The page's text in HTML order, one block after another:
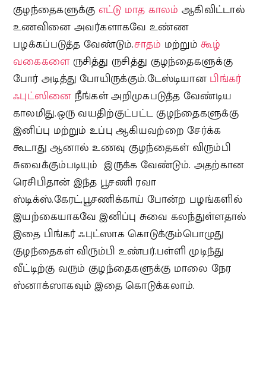
குழந்தைகளுக்கு எட்டு மாத காலம் ஆகிவிட்டால்
உணவினை அவர்களாகவே உண்ண
பழக்கப்படுத்த வேண்டும்.சாதம் மற்றும்கூழ்
வகைகளை ருசித்து ருசித்து குழந்தைகளுக்கு
போர் அடித்து போயிருக்கும்.டேஸ்டியான பிங்கர்
ஃபுட்ஸினை நீங்கள் அறிமுகபடுத்த வேண்டிய
காலமிது.ஒரு வயதிற்குட்பட்ட குழந்தைகளுக்கு
இனிப்பு மற்றும் உப்பு ஆகியவற்றை சேர்க்க
கூடாது ஆனால் உணவு குழந்தைகள் விரும்பி
சுவைக்கும்படியும் இருக்க வேண்டும். அதற்கான
ரெசிபிதான் இந்த பூசணி ரவா
ஸ்டிக்ஸ்.கேரட்,பூசணிக்காய் போன்ற பழங்களில்
இயற்கையாகவே இனிப்பு சுவை கலந்துள்ளதால்
இதை பிங்கர் ஃபுட்ஸாக கொடுக்கும்பொழுது
குழந்தைகள் விரும்பி உண்பர்.பள்ளி முடிந்து
வீட்டிற்கு வரும் குழந்தைகளுக்கு மாலை நேர
ஸ்னாக்ஸாகவும் இதை கொடுக்கலாம்.